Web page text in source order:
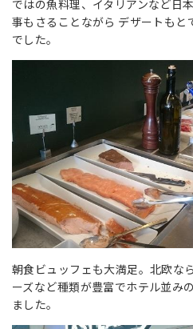
ではの魚料理、イタリアンなど日
事もさることながら デザートも
でした。
朝食ビュッフェも大満足。北欧な
ーズなど種類が豊富でホテル並み
ました。